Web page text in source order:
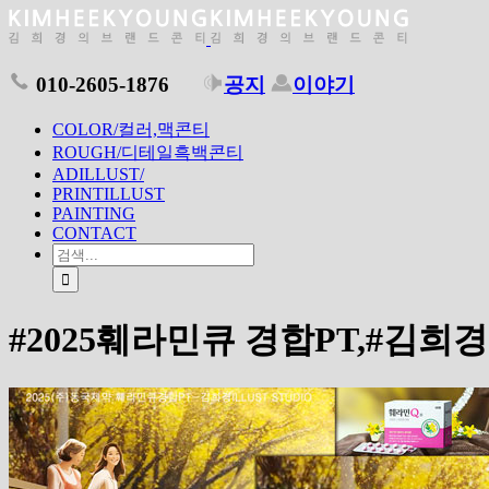
010-2605-1876 공지 이야기
COLOR/컬러,맥콘티
ROUGH/디테일흑백콘티
ADILLUST/
PRINTILLUST
PAINTING
CONTACT
#2025훼라민큐 경합PT,#김희